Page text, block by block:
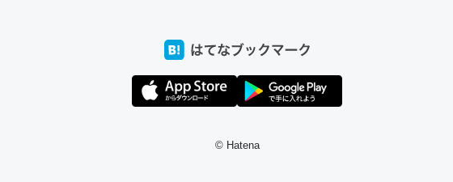
きる。一生で親と会える残り時間を日数にすると1週間とかの人が多いそうだけど、それ
を実質100倍以上に伸ばす効果があるはず……
© Hatena